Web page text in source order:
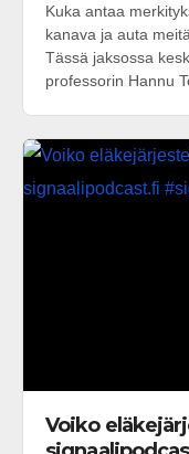
Kuka antaa
kanava ja auta
Tässä jaksossa
professorin Hannu
Voiko